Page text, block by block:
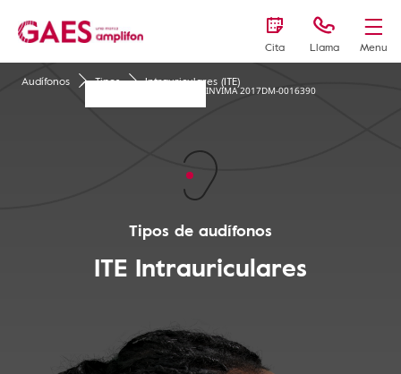
Cita Llama Menu
Audífonos Tipos Intrauriculares (ITE)
Tipos de audífonos
ITE Intrauriculares
INVIMA 2017DM-0016390